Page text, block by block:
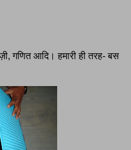
गणित आदि। हमारी ही तरह- बस